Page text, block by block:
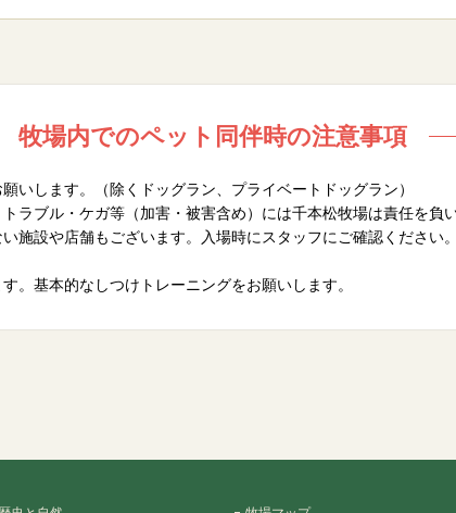
です。人間が使用しますと思わぬ事故につながりますのでおや
いは著しく他者に迷惑な行為・行動が見られる場合は退場して
牧場内でのペット同伴時の注意事項
いします。（除くドッグラン、プライベートドッグラン）
ラブル・ケガ等（加害・被害含め）には千本松牧場は責任を負
施設や店舗もございます。入場時にスタッフにご確認ください。
。基本的なしつけトレーニングをお願いします。